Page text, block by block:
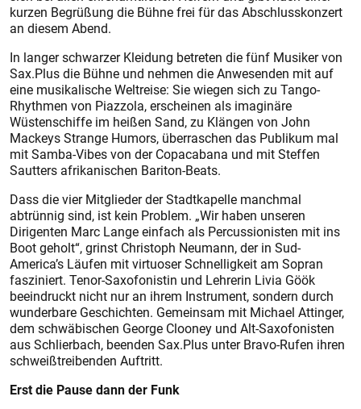
kurzen Begrüßung die Bühne frei für das Abschlusskonzert
an diesem Abend.
In langer schwarzer Kleidung betreten die fünf Musiker von
Sax.Plus die Bühne und nehmen die Anwesenden mit auf
eine musikalische Weltreise: Sie wiegen sich zu Tango-
Rhythmen von Piazzola, erscheinen als imaginäre
Wüstenschiffe im heißen Sand, zu Klängen von John
Mackeys Strange Humors, überraschen das Publikum mal
mit Samba-Vibes von der Copacabana und mit Steffen
Sautters afrikanischen Bariton-Beats.
Dass die vier Mitglieder der Stadtkapelle manchmal
abtrünnig sind, ist kein Problem. „Wir haben unseren
Dirigenten Marc Lange einfach als Percussionisten mit ins
Boot geholt“, grinst Christoph Neumann, der in Sud-
America’s Läufen mit virtuoser Schnelligkeit am Sopran
fasziniert. Tenor-Saxofonistin und Lehrerin Livia Göök
beeindruckt nicht nur an ihrem Instrument, sondern durch
wunderbare Geschichten. Gemeinsam mit Michael Attinger,
dem schwäbischen George Clooney und Alt-Saxofonisten
aus Schlierbach, beenden Sax.Plus unter Bravo-Rufen ihren
schweißtreibenden Auftritt.
Erst die Pause dann der Funk